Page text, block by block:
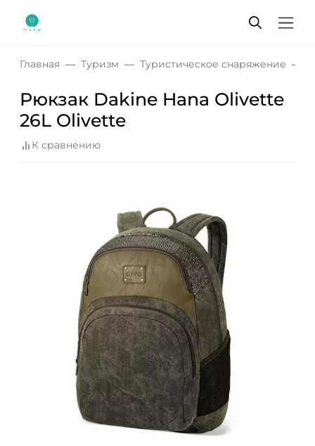
Главная Туризм Туристическое снаряжение
Рюкзак Dakine Hana Olivette
26L Olivette
К сравнению